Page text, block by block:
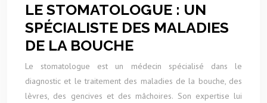
LE STOMATOLOGUE : UN
SPÉCIALISTE DES MALADIES
DE LA BOUCHE
Le stomatologue est un médecin spécialisé dans le
diagnostic et le traitement des maladies de la bouche, des
lèvres, des gencives et des mâchoires. Son expertise lui